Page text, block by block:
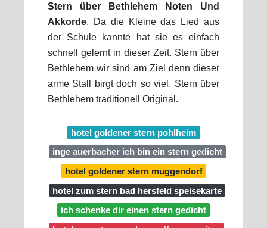
Stern über Bethlehem Noten Und
Akkorde. Da die Kleine das Lied aus
der Schule kannte hat sie es einfach
schnell gelernt in dieser Zeit. Stern über
Bethlehem wir sind am Ziel denn dieser
arme Stall birgt doch so viel. Stern über
Bethlehem traditionell Original.
hotel goldener stern pohlheim
inge auerbacher ich bin ein stern gedicht
hotel goldener stern muggendorf
hotel zum stern bad hersfeld speisekarte
ich schenke dir einen stern gedicht